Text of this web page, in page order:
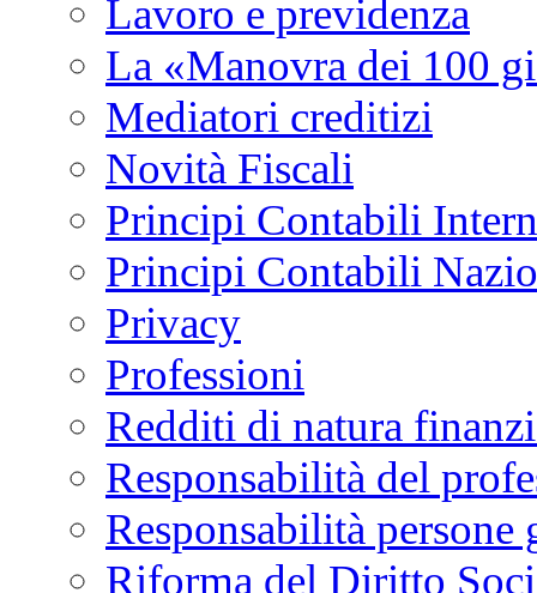
Lavoro e previdenza
La «Manovra dei 100
Mediatori creditizi
Novità Fiscali
Principi Contabili
Principi Contabili
Privacy
Professioni
Redditi di natura
Responsabilità del
Responsabilità persone
Riforma del Diritto